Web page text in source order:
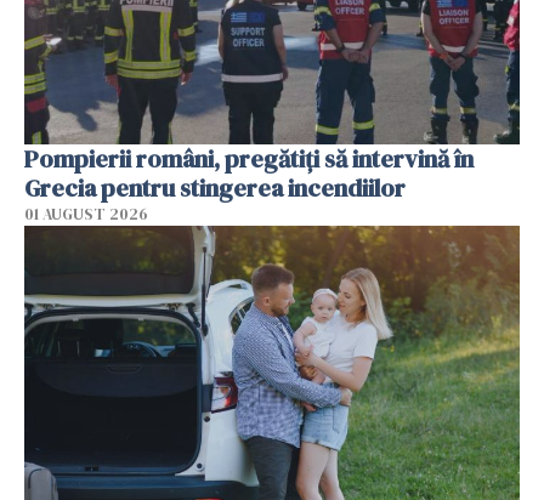
Pompierii români, pregătiţi să intervină în
Grecia pentru stingerea incendiilor
01 AUGUST 2026